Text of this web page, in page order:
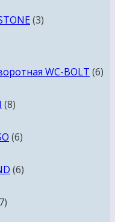
3товара
WC-BOLT 66
88
66
66
77